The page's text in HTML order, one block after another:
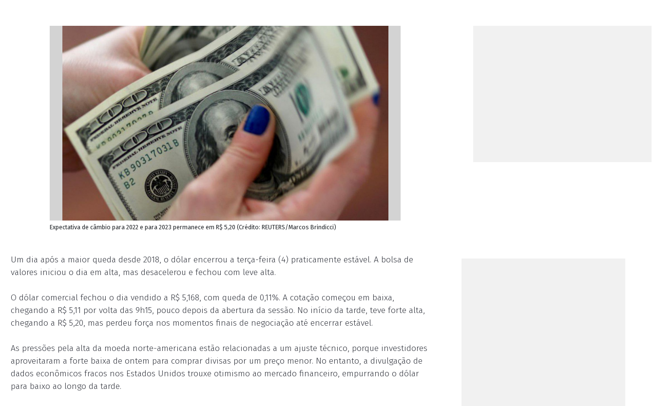
Expectativa de câmbio para 2022 e para 2023 permanece em R$ 5,20 (Crédito: REUTERS/Marcos Brindicci)
Um dia após a maior queda desde 2018, o dólar encerrou a terça-feira (4) praticamente estável. A bolsa de
valores iniciou o dia em alta, mas desacelerou e fechou com leve alta.
O dólar comercial fechou o dia vendido a R$ 5,168, com queda de 0,11%. A cotação começou em baixa,
chegando a R$ 5,11 por volta das 9h15, pouco depois da abertura da sessão. No início da tarde, teve forte alta,
chegando a R$ 5,20, mas perdeu força nos momentos finais de negociação até encerrar estável.
As pressões pela alta da moeda norte-americana estão relacionadas a um ajuste técnico, porque investidores
aproveitaram a forte baixa de ontem para comprar divisas por um preço menor. No entanto, a divulgação de
dados econômicos fracos nos Estados Unidos trouxe otimismo ao mercado financeiro, empurrando o dólar
para baixo ao longo da tarde.